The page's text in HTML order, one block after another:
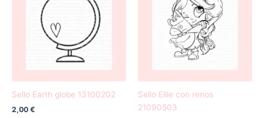
Sello Earth globe 13100202
2,00 €
Sello Ellie con renos
21090503